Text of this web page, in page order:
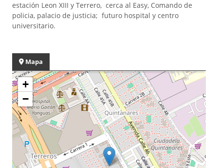
estación Leon XIII y Terrero, cerca al Easy, Comando de
policia, palacio de justicia; futuro hospital y centro
universitario.
Mapa
+
−